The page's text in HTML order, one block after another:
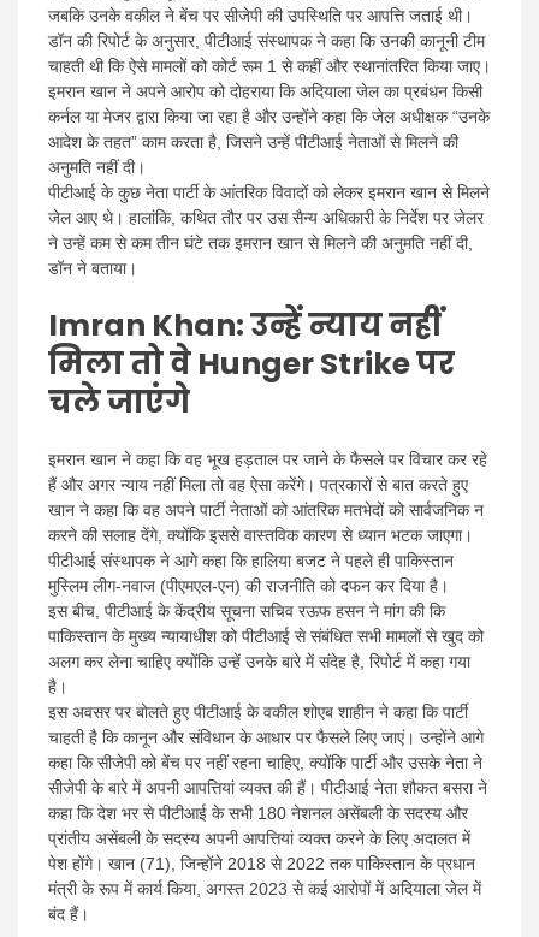
जबकि उनके वकील ने बेंच पर सीजेपी की उपस्थिति पर आपत्ति जताई थी।
डॉन की रिपोर्ट के अनुसार, पीटीआई संस्थापक ने कहा कि उनकी कानूनी टीम
चाहती थी कि ऐसे मामलों को कोर्ट रूम 1 से कहीं और स्थानांतरित किया जाए।
इमरान खान ने अपने आरोप को दोहराया कि अदियाला जेल का प्रबंधन किसी
कर्नल या मेजर द्वारा किया जा रहा है और उन्होंने कहा कि जेल अधीक्षक “उनके
आदेश के तहत” काम करता है, जिसने उन्हें पीटीआई नेताओं से मिलने की
अनुमति नहीं दी।
पीटीआई के कुछ नेता पार्टी के आंतरिक विवादों को लेकर इमरान खान से मिलने
जेल आए थे। हालांकि, कथित तौर पर उस सैन्य अधिकारी के निर्देश पर जेलर
ने उन्हें कम से कम तीन घंटे तक इमरान खान से मिलने की अनुमति नहीं दी,
डॉन ने बताया।
Imran Khan: उन्हें न्याय नहीं
मिला तो वे Hunger Strike पर
चले जाएंगे
इमरान खान ने कहा कि वह भूख हड़ताल पर जाने के फैसले पर विचार कर रहे
हैं और अगर न्याय नहीं मिला तो वह ऐसा करेंगे। पत्रकारों से बात करते हुए
खान ने कहा कि वह अपने पार्टी नेताओं को आंतरिक मतभेदों को सार्वजनिक न
करने की सलाह देंगे, क्योंकि इससे वास्तविक कारण से ध्यान भटक जाएगा।
पीटीआई संस्थापक ने आगे कहा कि हालिया बजट ने पहले ही पाकिस्तान
मुस्लिम लीग-नवाज (पीएमएल-एन) की राजनीति को दफन कर दिया है।
इस बीच, पीटीआई के केंद्रीय सूचना सचिव रऊफ हसन ने मांग की कि
पाकिस्तान के मुख्य न्यायाधीश को पीटीआई से संबंधित सभी मामलों से खुद को
अलग कर लेना चाहिए क्योंकि उन्हें उनके बारे में संदेह है, रिपोर्ट में कहा गया
है।
इस अवसर पर बोलते हुए पीटीआई के वकील शोएब शाहीन ने कहा कि पार्टी
चाहती है कि कानून और संविधान के आधार पर फैसले लिए जाएं। उन्होंने आगे
कहा कि सीजेपी को बेंच पर नहीं रहना चाहिए, क्योंकि पार्टी और उसके नेता ने
सीजेपी के बारे में अपनी आपत्तियां व्यक्त की हैं। पीटीआई नेता शौकत बसरा ने
कहा कि देश भर से पीटीआई के सभी 180 नेशनल असेंबली के सदस्य और
प्रांतीय असेंबली के सदस्य अपनी आपत्तियां व्यक्त करने के लिए अदालत में
पेश होंगे। खान (71), जिन्होंने 2018 से 2022 तक पाकिस्तान के प्रधान
मंत्री के रूप में कार्य किया, अगस्त 2023 से कई आरोपों में अदियाला जेल में
बंद हैं।